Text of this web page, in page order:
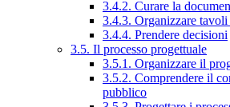
3.4.2. Curare la
3.4.3. Organizzare
3.4.4. Prendere decisioni
3.5. Il processo progettuale
3.5.1. Organizzare il
3.5.2. Comprendere il
pubblico